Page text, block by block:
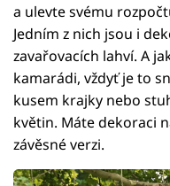
a ulevte svému
Jedním z nich jsou i
zavařovacích lahví. A
kamarádi, vždyť je to
kusem krajky nebo
květin. Máte dekoraci
závěsné verzi.